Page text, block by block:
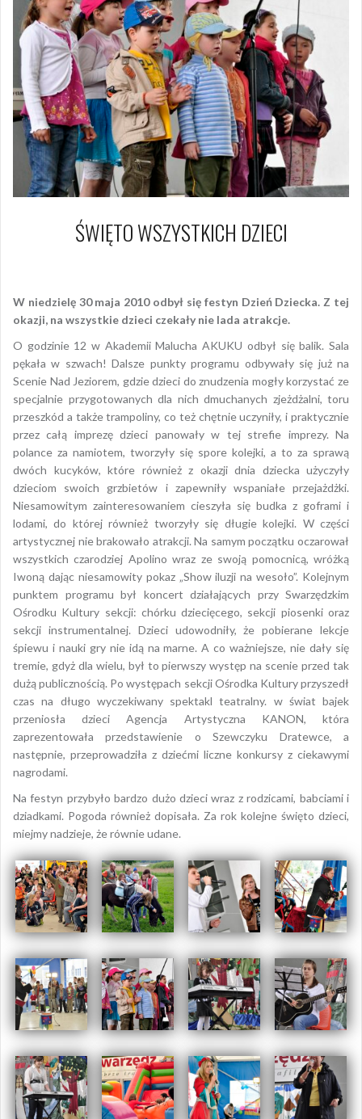
ŚWIĘTO WSZYSTKICH DZIECI
W niedzielę 30 maja 2010 odbył się festyn Dzień Dziecka. Z tej
okazji, na wszystkie dzieci czekały nie lada atrakcje.
O godzinie 12 w Akademii Malucha AKUKU odbył się balik. Sala
pękała w szwach! Dalsze punkty programu odbywały się już na
Scenie Nad Jeziorem, gdzie dzieci do znudzenia mogły korzystać ze
specjalnie przygotowanych dla nich dmuchanych zjeżdżalni, toru
przeszkód a także trampoliny, co też chętnie uczyniły, i praktycznie
przez całą imprezę dzieci panowały w tej strefie imprezy. Na
polance za namiotem, tworzyły się spore kolejki, a to za sprawą
dwóch kucyków, które również z okazji dnia dziecka użyczyły
dzieciom swoich grzbietów i zapewniły wspaniałe przejażdżki.
Niesamowitym zainteresowaniem cieszyła się budka z goframi i
lodami, do której również tworzyły się długie kolejki. W części
artystycznej nie brakowało atrakcji. Na samym początku oczarował
wszystkich czarodziej Apolino wraz ze swoją pomocnicą, wróżką
Iwoną dając niesamowity pokaz „Show iluzji na wesoło”. Kolejnym
punktem programu był koncert działających przy Swarzędzkim
Ośrodku Kultury sekcji: chórku dziecięcego, sekcji piosenki oraz
sekcji instrumentalnej. Dzieci udowodniły, że pobierane lekcje
śpiewu i nauki gry nie idą na marne. A co ważniejsze, nie dały się
tremie, gdyż dla wielu, był to pierwszy występ na scenie przed tak
dużą publicznością. Po występach sekcji Ośrodka Kultury przyszedł
czas na długo wyczekiwany spektakl teatralny. w świat bajek
przeniosła dzieci Agencja Artystyczna KANON, która
zaprezentowała przedstawienie o Szewczyku Dratewce, a
następnie, przeprowadziła z dziećmi liczne konkursy z ciekawymi
nagrodami.
Na festyn przybyło bardzo dużo dzieci wraz z rodzicami, babciami i
dziadkami. Pogoda również dopisała. Za rok kolejne święto dzieci,
miejmy nadzieje, że równie udane.